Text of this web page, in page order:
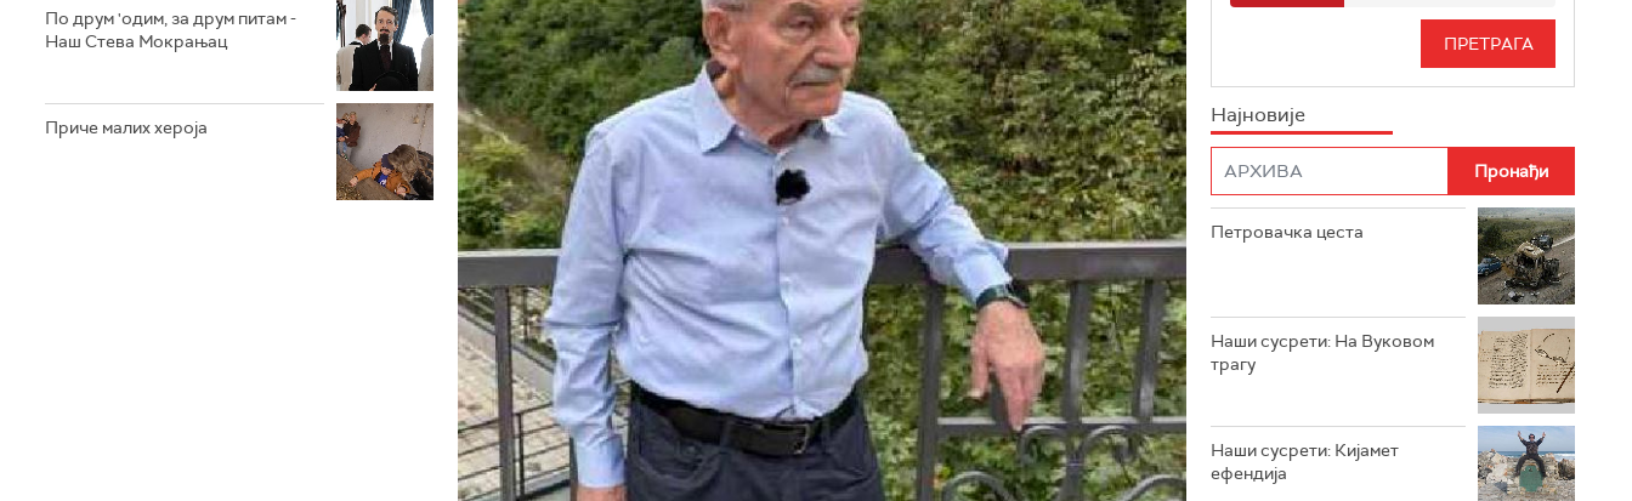
По друм 'одим, за друм питам -
Наш Стева Мокрањац
Приче малих хероја
РТС 3
РТС КЛАСИКА
РТС ПОЛЕТАРАЦ
Најновије
Петровачка цеста
Наши сусрети: На Вуковом
трагу
Наши сусрети: Кијамет
ефендија